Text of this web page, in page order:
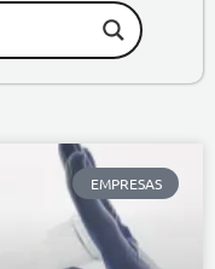
EMPRESAS